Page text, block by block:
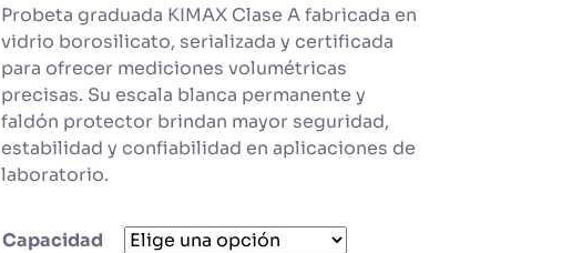
Probeta graduada KIMAX Clase A fabricada en
vidrio borosilicato, serializada y certificada
para ofrecer mediciones volumétricas
precisas. Su escala blanca permanente y
faldón protector brindan mayor seguridad,
estabilidad y confiabilidad en aplicaciones de
laboratorio.
Capacidad